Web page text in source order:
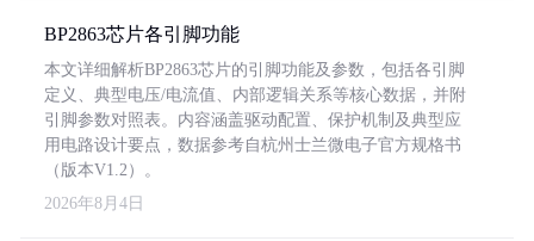
BP2863芯片各引脚功能
本文详细解析BP2863芯片的引脚功能及参数，包括各引脚
定义、典型电压/电流值、内部逻辑关系等核心数据，并附
引脚参数对照表。内容涵盖驱动配置、保护机制及典型应
用电路设计要点，数据参考自杭州士兰微电子官方规格书
（版本V1.2）。
2026年8月4日